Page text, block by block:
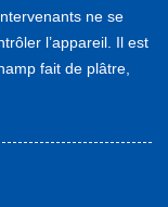
ne se
l’appareil. Il est
fait de plâtre,